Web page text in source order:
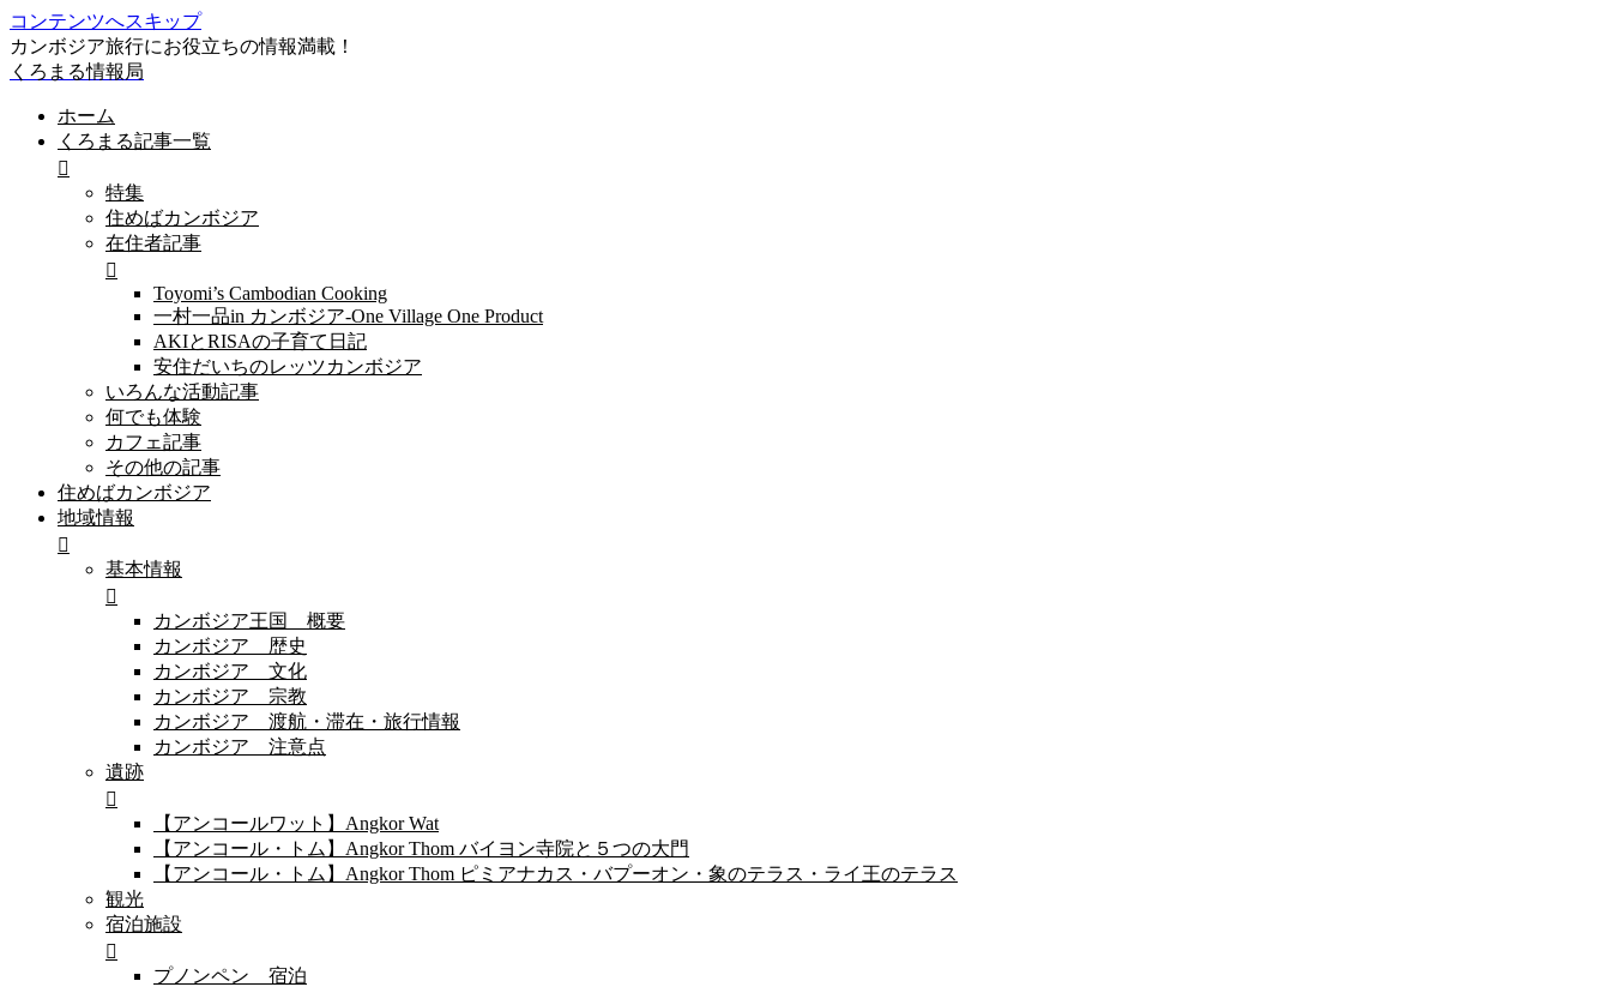
コンテンツへスキップ
カンボジア旅行にお役立ちの情報満載！
くろまる情報局
ホーム
くろまる記事一覧
特集
住めばカンボジア
在住者記事
Toyomi’s Cambodian Cooking
一村一品in カンボジア-One Village One Product
AKIとRISAの子育て日記
安住だいちのレッツカンボジア
いろんな活動記事
何でも体験
カフェ記事
その他の記事
住めばカンボジア
地域情報
基本情報
カンボジア王国 概要
カンボジア 歴史
カンボジア 文化
カンボジア 宗教
カンボジア 渡航・滞在・旅行情報
カンボジア 注意点
遺跡
【アンコールワット】Angkor Wat
【アンコール・トム】Angkor Thom バイヨン寺院と５つの大門
【アンコール・トム】Angkor Thom ピミアナカス・バプーオン・象のテラス・ライ王のテラス
観光
宿泊施設
プノンペン 宿泊